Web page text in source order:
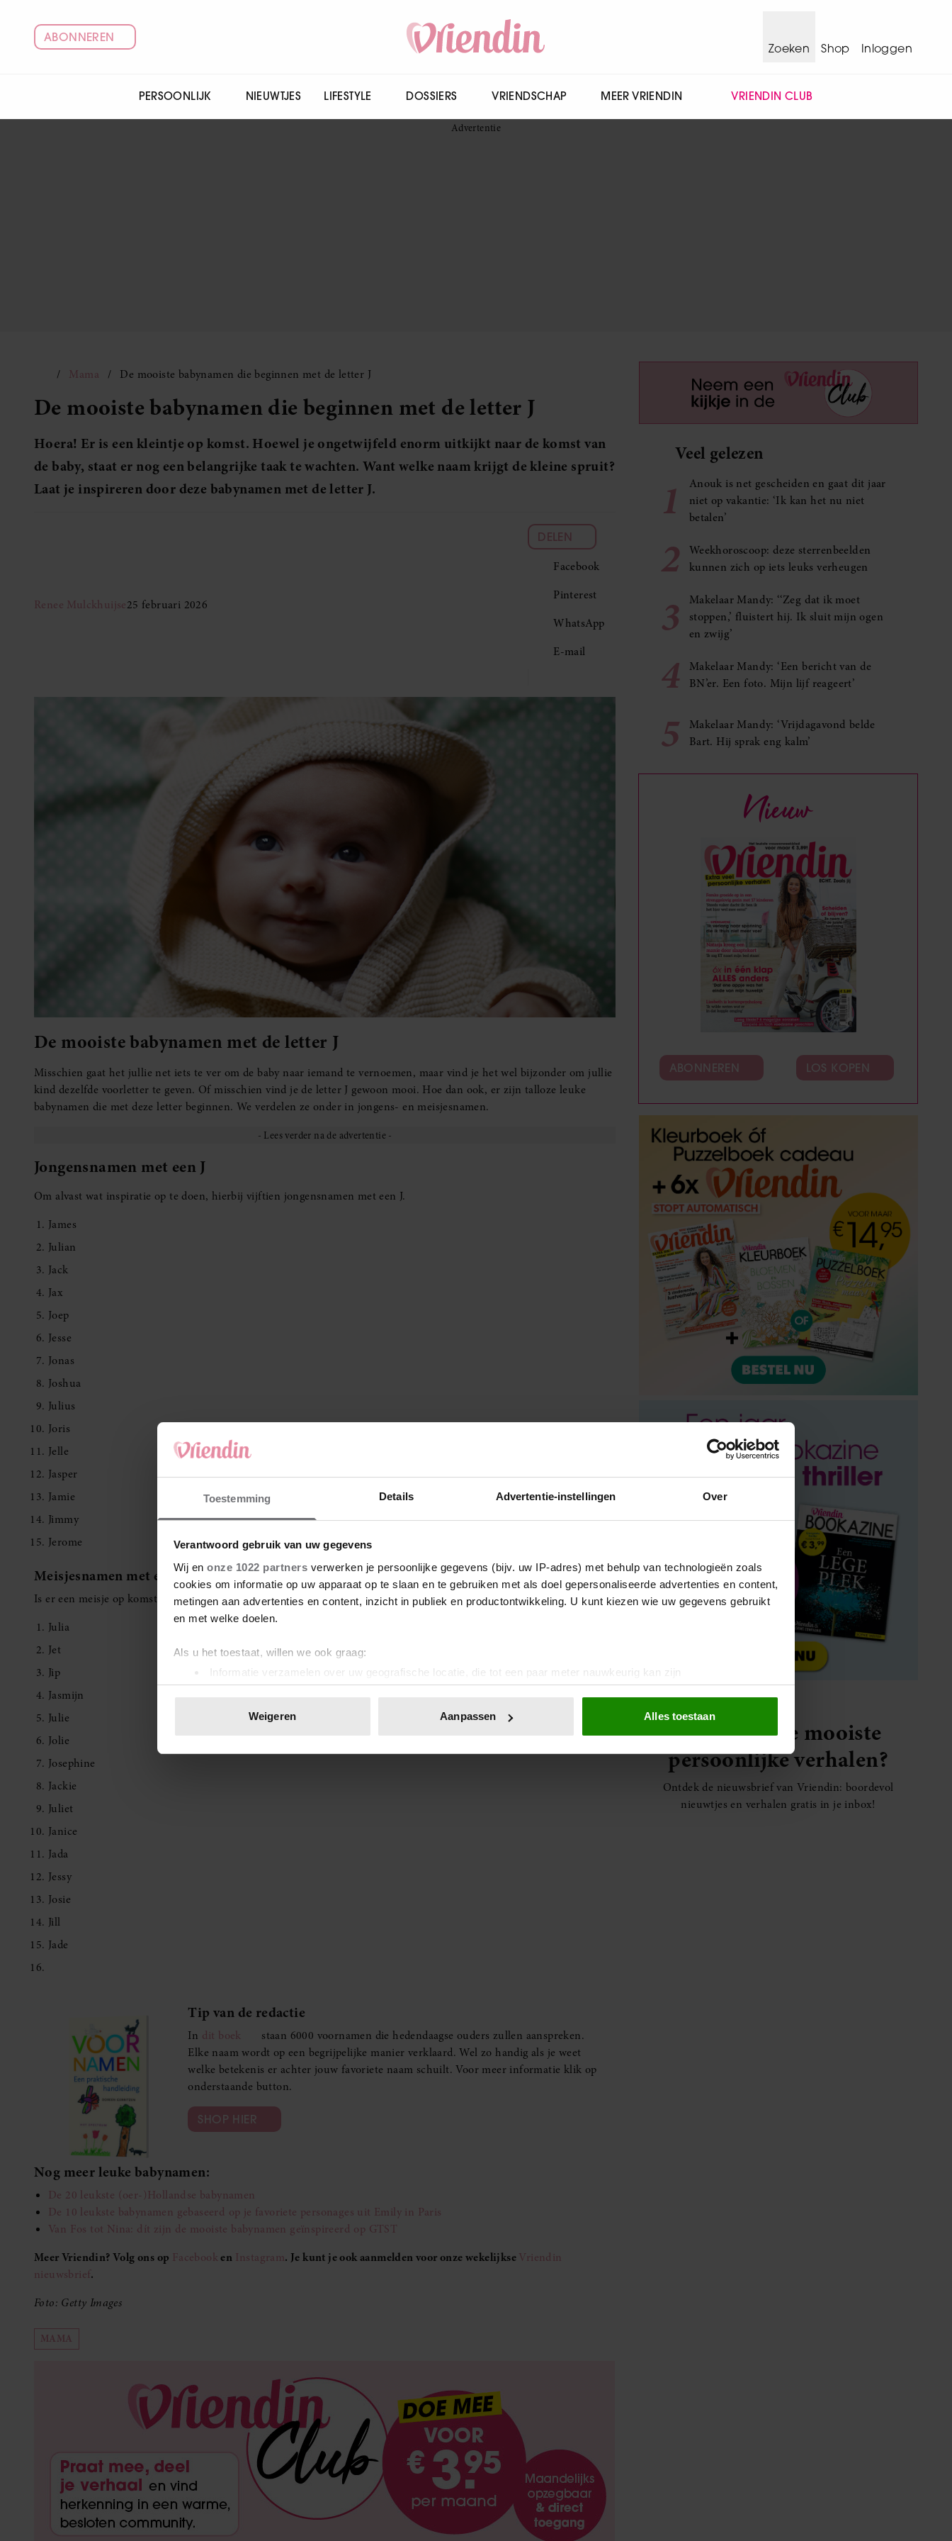
Toestemming Details Advertentie-instellingen Over
Verantwoord gebruik van uw gegevens
Wij en onze 1022 partners verwerken je persoonlijke gegevens (bijv. uw IP-adres) met behulp van technologieën zoals
cookies om informatie op uw apparaat op te slaan en te gebruiken met als doel gepersonaliseerde advertenties en content,
metingen aan advertenties en content, inzicht in publiek en productontwikkeling. U kunt kiezen wie uw gegevens gebruikt
en met welke doelen.
Als u het toestaat, willen we ook graag:
Informatie verzamelen over uw geografische locatie, die tot een paar meter nauwkeurig kan zijn
Uw apparaat identificeren door het actief te scannen op specifieke eigenschappen (fingerprinting)
toestemming op elk moment wijzigen of intrekken in de Cookieverklaring.
We gebruiken cookies om content en advertenties te personaliseren, om functies voor social media te bieden en om ons
websiteverkeer te analyseren. Ook delen we informatie over uw gebruik van onze site met onze partners voor social
media, adverteren en analyse. Deze partners kunnen deze gegevens combineren met andere informatie die u aan ze heeft
verstrekt of die ze hebben verzameld op basis van uw gebruik van hun services. U gaat akkoord met onze cookies als u
Weigeren Aanpassen Alles toestaan
ABONNEREN
Zoeken
Shop Inloggen
PERSOONLIJK NIEUWTJES LIFESTYLE DOSSIERS VRIENDSCHAP MEER VRIENDIN VRIENDIN CLUB
Mama De mooiste babynamen die beginnen met de letter J
De mooiste babynamen die beginnen met de letter J
Hoera! Er is een kleintje op komst. Hoewel je ongetwijfeld enorm uitkijkt naar de komst van
de baby, staat er nog een belangrijke taak te wachten. Want welke naam krijgt de kleine spruit?
Laat je inspireren door deze babynamen met de letter J.
Renee Mulckhuijse25 februari 2026
DELEN
Facebook
Pinterest
WhatsApp
E-mail
De mooiste babynamen met de letter J
Misschien gaat het jullie net iets te ver om de baby naar iemand te vernoemen, maar vind je het wel bijzonder om jullie
kind dezelfde voorletter te geven. Of misschien vind je de letter J gewoon mooi. Hoe dan ook, er zijn talloze leuke
babynamen die met deze letter beginnen. We verdelen ze onder in jongens- en meisjesnamen.
Jongensnamen met een J
Om alvast wat inspiratie op te doen, hierbij vijftien jongensnamen met een J.
James
Julian
Jack
Jax
Joep
Jesse
Jonas
Joshua
Julius
Joris
Jelle
Jasper
Jamie
Jimmy
Jerome
Meisjesnamen met een J
Is er een meisje op komst? Misschien zit dé naam hier dan wel tussen.
Julia
Jet
Jip
Jasmijn
Julie
Jolie
Josephine
Jackie
Juliet
Janice
Jada
Jessy
Josie
Jill
Jade
Tip van de redactie
In dit boek
staan 6000 voornamen die hedendaagse ouders zullen aanspreken.
Elke naam wordt op een begrijpelijke manier verklaard. Wel zo handig als je weet
welke betekenis er achter jouw favoriete naam schuilt. Voor meer informatie klik op
onderstaande button.
SHOP HIER
Nog meer leuke babynamen:
De 20 leukste (oer-)Hollandse babynamen
De 10 leukste babynamen gebaseerd op je favoriete personages uit Emily in Paris
Van Fos tot Nina: dít zijn de mooiste babynamen geïnspireerd op GTST
Meer Vriendin? Volg ons op Facebooken Instagram. Je kunt je ook aanmelden voor onze wekelijkseVriendin
nieuwsbrief.
Foto: Getty Images
MAMA
Veel gelezen
1
Anouk is net gescheiden en gaat dit jaar
niet op vakantie: ‘Ik kan het nu niet
betalen’
2
Weekhoroscoop: deze sterrenbeelden
kunnen zich op iets leuks verheugen
3
Makelaar Mandy: ‘‘Zeg dat ik moet
stoppen,’ fluistert hij. Ik sluit mijn ogen
en zwijg’
4
Makelaar Mandy: ‘Een bericht van de
BN’er. Een foto. Mijn lijf reageert’
5
Makelaar Mandy: ‘Vrijdagavond belde
Bart. Hij sprak eng kalm’
Nieuw
ABONNEREN LOS KOPEN
Elke week de mooiste
persoonlijke verhalen?
Ontdek de nieuwsbrief van Vriendin: boordevol
nieuwtjes en verhalen gratis in je inbox!